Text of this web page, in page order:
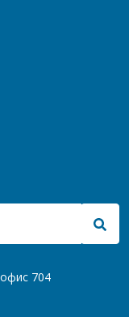
704